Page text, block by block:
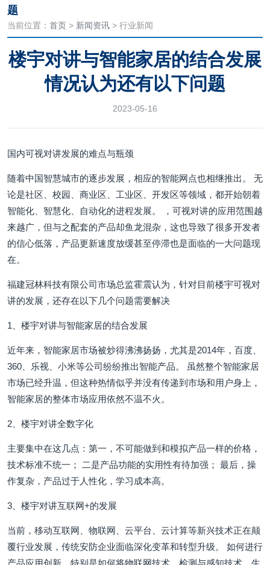
题
当前位置： 首页 > 新闻资讯 > 行业新闻
楼宇对讲与智能家居的结合发展
情况认为还有以下问题
2023-05-16
国内可视对讲发展的难点与瓶颈
随着中国智慧城市的逐步发展，相应的智能网点也相继推出。 无
论是社区、校园、商业区、工业区、开发区等领域，都开始朝着
智能化、智慧化、自动化的进程发展。 ，可视对讲的应用范围越
来越广，但与之配套的产品却鱼龙混杂，这也导致了很多开发者
的信心低落，产品更新速度放缓甚至停滞也是面临的一大问题现
在。
福建冠林科技有限公司市场总监霍震认为，针对目前楼宇可视对
讲的发展，还存在以下几个问题需要解决
1、楼宇对讲与智能家居的结合发展
近年来，智能家居市场被炒得沸沸扬扬，尤其是2014年，百度、
360、乐视、小米等公司纷纷推出智能产品。 虽然整个智能家居
市场已经升温，但这种热情似乎并没有传递到市场和用户身上，
智能家居的整体市场应用依然不温不火。
2、楼宇对讲全数字化
主要集中在这几点：第一，不可能做到和模拟产品一样的价格，
技术标准不统一； 二是产品功能的实用性有待加强； 最后，操
作复杂，产品过于人性化，学习成本高。
3、楼宇对讲互联网+的发展
当前，移动互联网、物联网、云平台、云计算等新兴技术正在颠
覆行业发展，传统安防企业面临深化变革和转型升级。 如何进行
产品应用创新，特别是如何将物联网技术、检测与感知技术、生